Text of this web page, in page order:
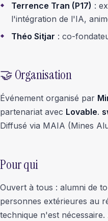
Terrence Tran (P17) :
l'intégration de l'IA,
Théo Sitjar : co-
🤝 Organisation
Événement organisé par
partenariat avec Lovable.
Diffusé via MAIA (Mines
Pour qui
Ouvert à tous : alumni de
personnes extérieures au
technique n'est